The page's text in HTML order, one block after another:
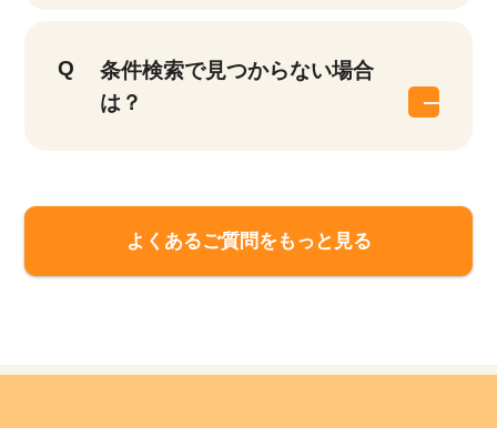
条件検索で見つからない場合
は？
よくあるご質問をもっと見る